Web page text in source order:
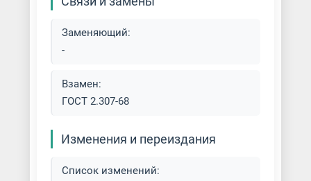
Заменяющий:
-
Взамен:
ГОСТ 2.307-68
Изменения и переиздания
Список изменений: